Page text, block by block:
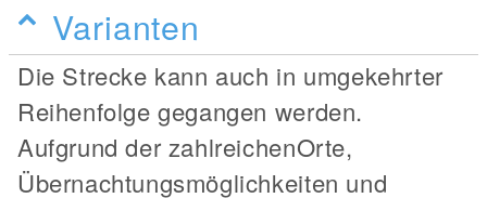
Varianten
Die Strecke kann auch in umgekehrter
Reihenfolge gegangen werden.
Aufgrund der zahlreichenOrte,
Übernachtungsmöglichkeiten und